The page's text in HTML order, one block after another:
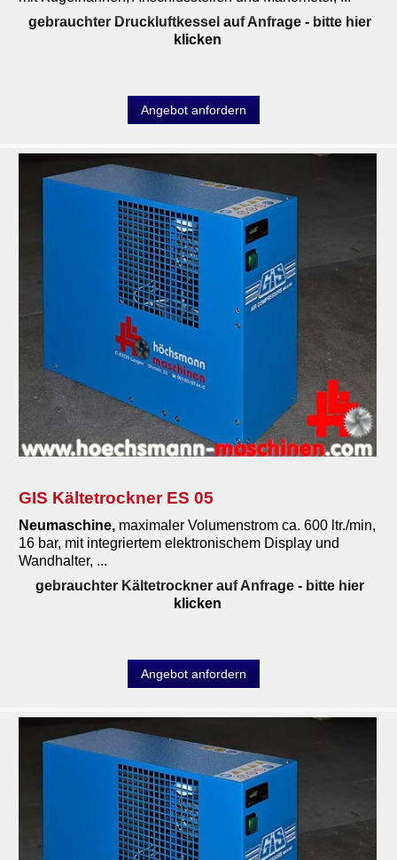
gebrauchter Druckluftkessel auf Anfrage- bitte hier
klicken
Angebot anfordern
GIS Kältetrockner ES 05
Neumaschine, maximaler Volumenstrom ca. 600 ltr./min,
16 bar, mit integriertem elektronischem Display und
Wandhalter, ...
gebrauchter Kältetrockner auf Anfrage- bitte hier
klicken
Angebot anfordern